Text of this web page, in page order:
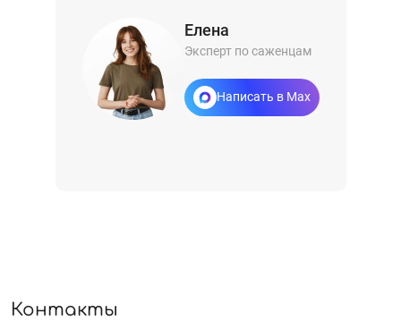
Елена
Эксперт по саженцам
Написать в Max
Контакты